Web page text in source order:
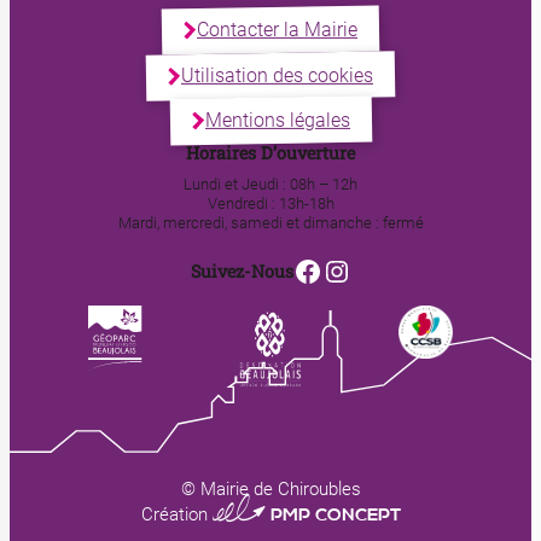
Contacter la Mairie
Utilisation des cookies
Mentions légales
Horaires D’ouverture
Lundi et Jeudi : 08h – 12h
Vendredi : 13h-18h
Mardi, mercredi, samedi et dimanche : fermé
Suivez-NousFacebook
Instagram
© Mairie de Chiroubles
Création 0123 PMP CONCEPT